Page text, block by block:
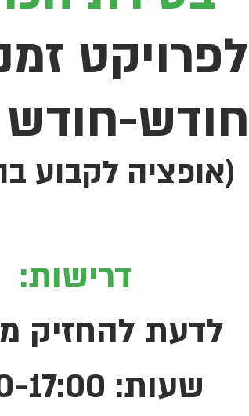
לפרויקט
חודש-חודש
(אופציה לקבוע
דרישות:
לדעת להחזיק
שעות:
17:00